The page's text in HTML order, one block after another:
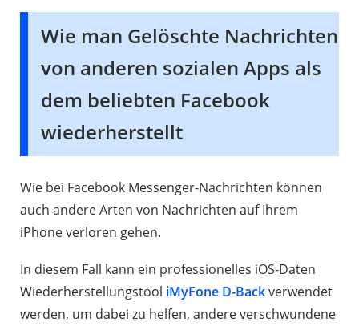
Wie man Gelöschte Nachrichten
von anderen sozialen Apps als
dem beliebten Facebook
wiederherstellt
Wie bei Facebook Messenger-Nachrichten können
auch andere Arten von Nachrichten auf Ihrem
iPhone verloren gehen.
In diesem Fall kann ein professionelles iOS-Daten
Wiederherstellungstool iMyFone D-Backverwendet
werden, um dabei zu helfen, andere verschwundene